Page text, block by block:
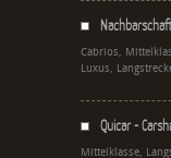
Cabrios,
Luxus,
Quicar -
Mittelklasse,